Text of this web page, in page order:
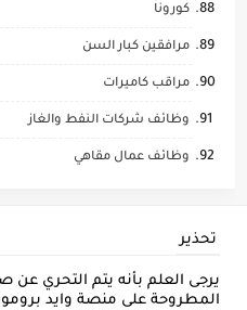
كورونا
مرافقين كبار السن
مراقب كاميرات
وظائف شركات النفط والغاز
وظائف عمال مقاهي
تحذير
يرجى العلم بأنه يتم التحري عن
المطروحة على منصة وايد